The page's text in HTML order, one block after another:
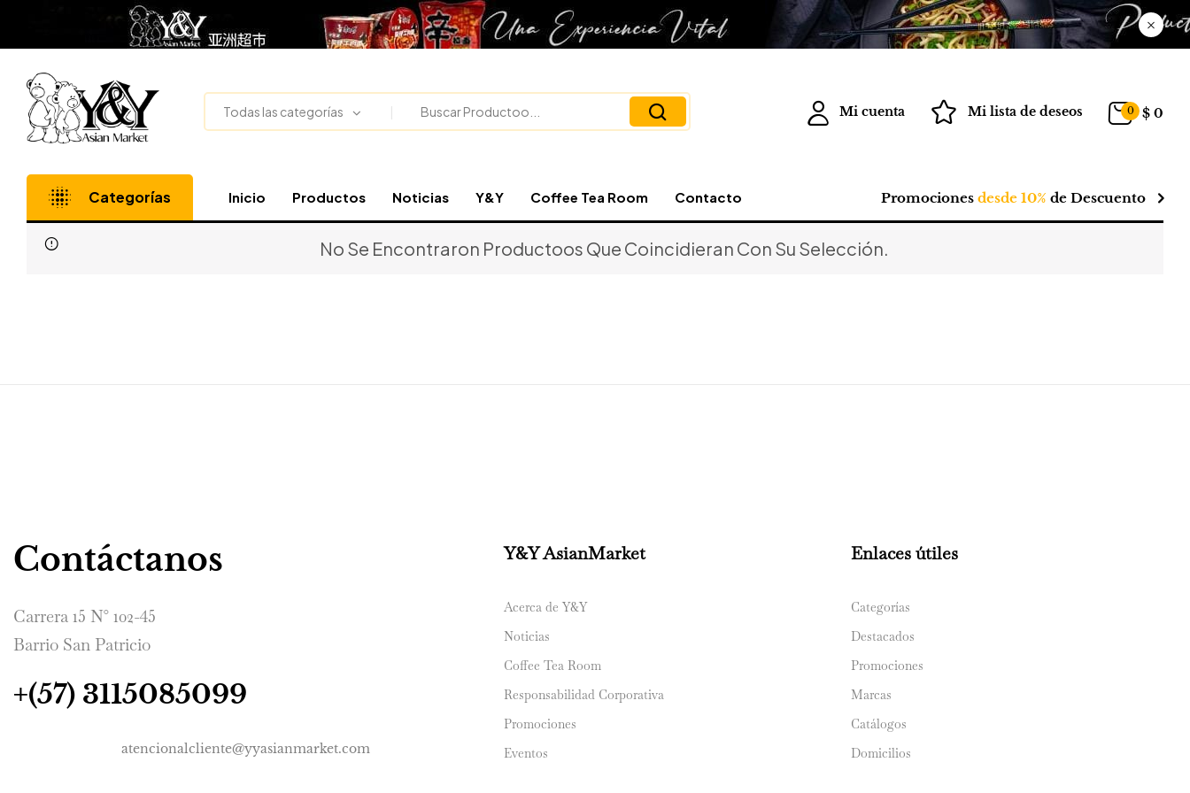
Todas las categorías Mi cuenta Mi lista de deseos 0 $ 0
Categorías Inicio Productos Noticias Y&Y Coffee Tea Room Contacto Promociones desde 10% de Descuento
No Se Encontraron Productoos Que Coincidieran Con Su Selección.
Contáctanos
Carrera 15 N° 102-45
Barrio San Patricio
+(57) 3115085099
atencionalcliente@yyasianmarket.com
Y&Y AsianMarket
Acerca de Y&Y
Noticias
Coffee Tea Room
Responsabilidad Corporativa
Promociones
Eventos
Enlaces útiles
Categorías
Destacados
Promociones
Marcas
Catálogos
Domicilios